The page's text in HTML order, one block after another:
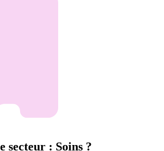
secteur : Soins ?